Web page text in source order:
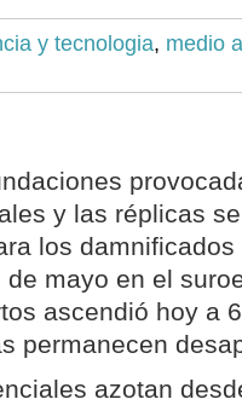
y tecnologia, medio
y las réplicas
los
mayo en el
ascendió hoy a
permanecen
azotan